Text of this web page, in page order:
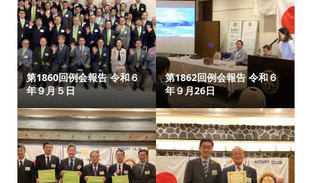
第1860回例会報告 令和６
年９月５日
第1862回例会報告 令和６
年９月26日